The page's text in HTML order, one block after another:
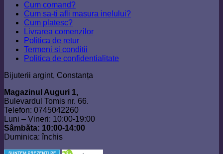
Cum comand?
Cum sa-ti afli masura inelului?
Cum platesc?
Livrarea comenzilor
Politica de retur
Termeni si conditii
Politica de confidentialitate
Bijuterii argint, Constanța
Magazinul Auguri 1,
Bulevardul Tomis nr. 66.
Telefon: 0745042260
Luni – Vineri: 10:00-19:00
Sâmbăta: 10:00-14:00
Duminica: închis